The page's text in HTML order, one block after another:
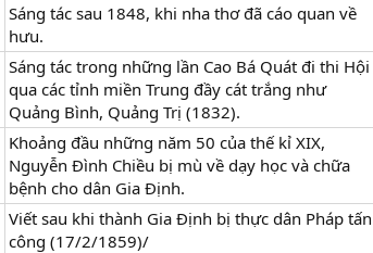
Sáng tác sau 1848, khi nha thơ đã cáo quan về
hưu.
Sáng tác trong những lần Cao Bá Quát đi thi Hội
qua các tỉnh miền Trung đầy cát trắng như
Quảng Bình, Quảng Trị (1832).
Khoảng đầu những năm 50 của thế kỉ XIX,
Nguyễn Đình Chiều bị mù về dạy học và chữa
bệnh cho dân Gia Định.
Viết sau khi thành Gia Định bị thực dân Pháp tấn
công (17/2/1859)/